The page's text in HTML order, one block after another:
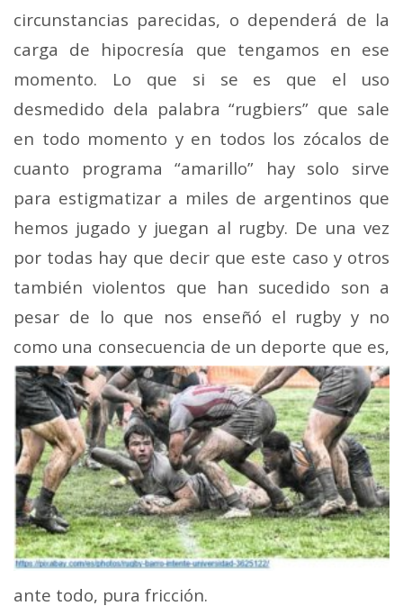
circunstancias parecidas, o dependerá de la
carga de hipocresía que tengamos en ese
momento. Lo que si se es que el uso
desmedido dela palabra “rugbiers” que sale
en todo momento y en todos los zócalos de
cuanto programa “amarillo” hay solo sirve
para estigmatizar a miles de argentinos que
hemos jugado y juegan al rugby. De una vez
por todas hay que decir que este caso y otros
también violentos que han sucedido son a
pesar de lo que nos enseñó el rugby y no
como una consecuencia de un deporte que es,
ante todo, pura fricción.